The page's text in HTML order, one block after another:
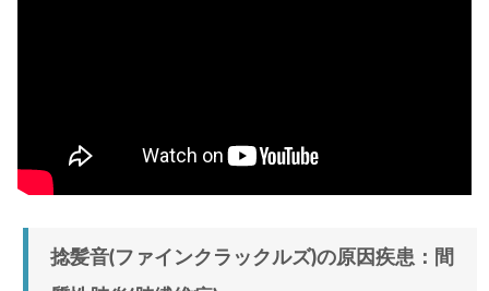
捻髪音(ファインクラックルズ)の原因疾患：間